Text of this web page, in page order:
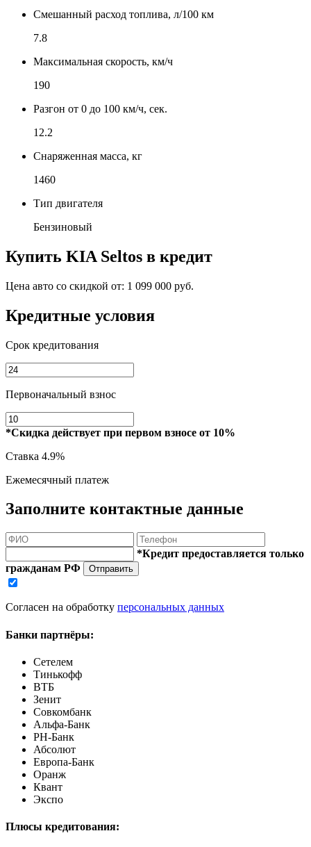
Смешанный расход топлива, л/100 км
7.8
Максимальная скорость, км/ч
190
Разгон от 0 до 100 км/ч, сек.
12.2
Снаряженная масса, кг
1460
Тип двигателя
Бензиновый
Купить KIA Seltos в кредит
Цена авто со скидкой от: 1 099 000 руб.
Кредитные условия
Срок кредитования
Первоначальный взнос
*Скидка действует при первом взносе от 10%
Ставка 4.9%
Ежемесячный платеж
Заполните контактные данные
*Кредит предоставляется только
гражданам РФ
Отправить
Согласен на обработку персональных данных
Банки партнёры:
Сетелем
Тинькофф
ВТБ
Зенит
Совкомбанк
Альфа-Банк
РН-Банк
Абсолют
Европа-Банк
Оранж
Квант
Экспо
Плюсы кредитования: